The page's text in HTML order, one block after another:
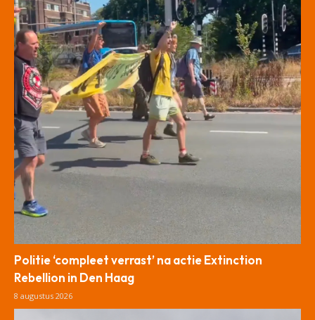
Politie ‘compleet verrast’ na actie Extinction
Rebellion in Den Haag
8 augustus 2026